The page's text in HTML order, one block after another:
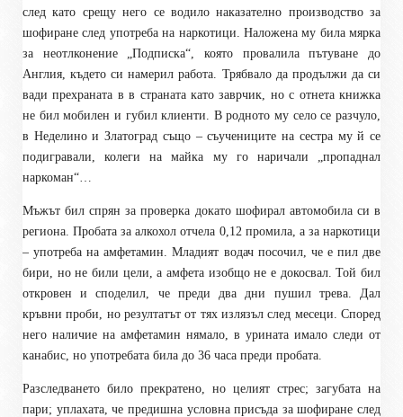
след като срещу него се водило наказателно производство за
шофиране след употреба на наркотици. Наложена му била мярка
за неотлконение „Подписка“, която провалила пътуване до
Англия, където си намерил работа. Трябвало да продължи да си
вади прехраната в в страната като заврчик, но с отнета книжка
не бил мобилен и губил клиенти. В родното му село се разчуло,
в Неделино и Златоград също – съучениците на сестра му й се
подигравали, колеги на майка му го наричали „пропаднал
наркоман“…
Мъжът бил спрян за проверка докато шофирал автомобила си в
региона. Пробата за алкохол отчела 0,12 промила, а за наркотици
– употреба на амфетамин. Младият водач посочил, че е пил две
бири, но не били цели, а амфета изобщо не е докосвал. Той бил
откровен и споделил, че преди два дни пушил трева. Дал
кръвни проби, но резултатът от тях излязъл след месеци. Според
него наличие на амфетамин нямало, в урината имало следи от
канабис, но употребата била до 36 часа преди пробата.
Разследването било прекратено, но целият стрес; загубата на
пари; уплахата, че предишна условна присъда за шофиране след